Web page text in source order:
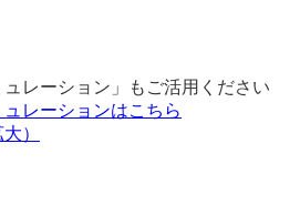
話番号」の入力を求められたので
見積書の発行はできますか？
希望する書類形式を「書類発行」
切れない程度の軽いバリ取りを無
行っております。
ーカット品など、一部バリ取りし
フォームコメント欄にてお知らせ
、
ガラスは29mm）で、一本だけです。御
最小で50ｘ50サイズとなります。
レーション」もご活用ください
レーションはこちら
）